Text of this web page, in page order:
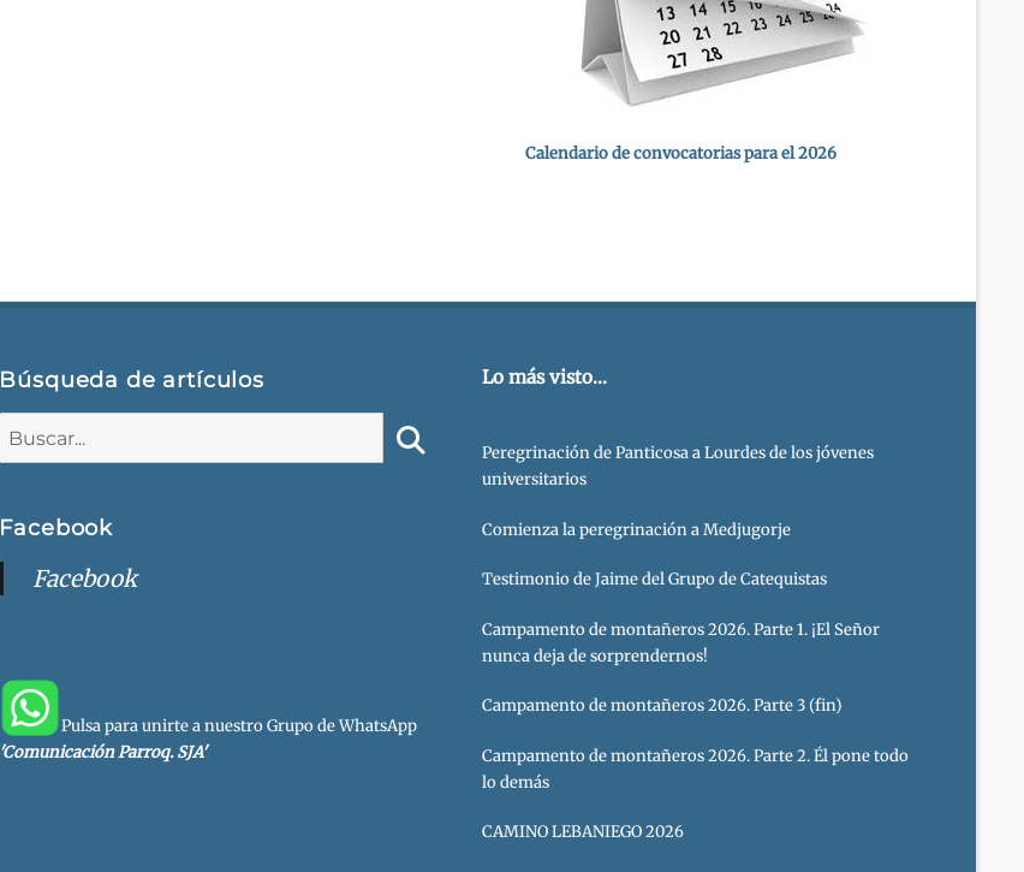
Calendario de convocatorias para el 2026
Búsqueda de artículos
Facebook
Facebook
Pulsa para unirte a nuestro Grupo de WhatsApp
'Comunicación Parroq. SJA'
Lo más visto...
Peregrinación de Panticosa a Lourdes de los jóvenes
universitarios
Comienza la peregrinación a Medjugorje
Testimonio de Jaime del Grupo de Catequistas
Campamento de montañeros 2026. Parte 1. ¡El Señor
nunca deja de sorprendernos!
Campamento de montañeros 2026. Parte 3 (fin)
Campamento de montañeros 2026. Parte 2. Él pone todo
lo demás
CAMINO LEBANIEGO 2026